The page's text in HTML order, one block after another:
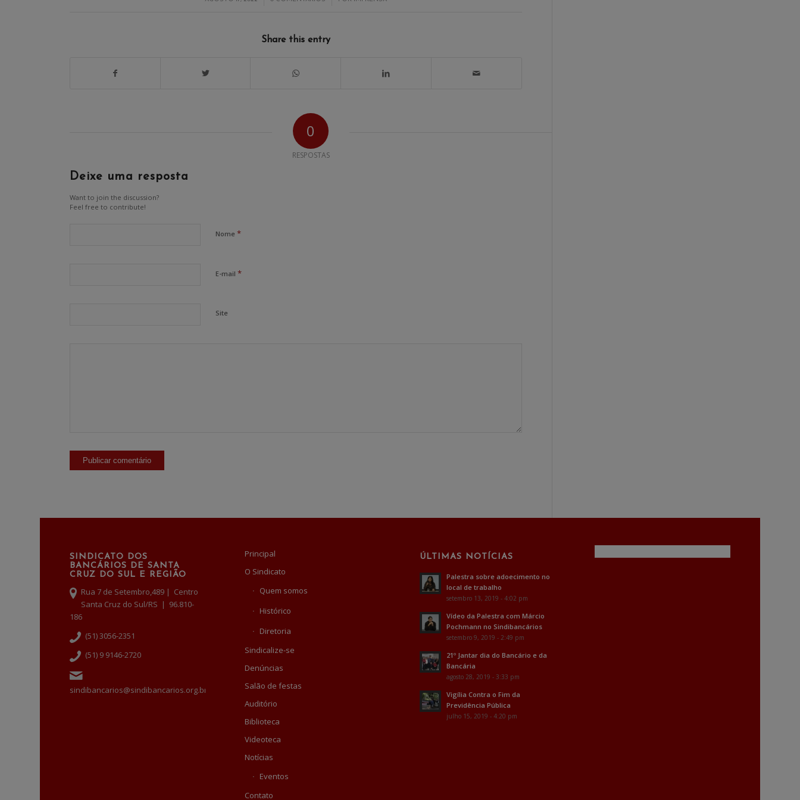
Share this entry
0
RESPOSTAS
Deixe uma resposta
Want to join the discussion?
Feel free to contribute!
Nome*
E-mail*
Site
SINDICATO DOS
BANCÁRIOS DE SANTA
CRUZ DO SUL E REGIÃO
Rua 7 de Setembro,489 | Centro
Santa Cruz do Sul/RS | 96.810-
186
(51) 3056-2351
(51) 9 9146-2720
sindibancarios@sindibancarios.org.br
Principal
O Sindicato
Quem somos
Histórico
Diretoria
Sindicalize-se
Denúncias
Salão de festas
Auditório
Biblioteca
Videoteca
Notícias
Eventos
Contato
ÚLTIMAS NOTÍCIAS
Palestra sobre adoecimento no
local de trabalho
setembro 13, 2019 - 4:02 pm
Vídeo da Palestra com Márcio
Pochmann no Sindibancários
setembro 9, 2019 - 2:49 pm
21º Jantar dia do Bancário e da
Bancária
agosto 28, 2019 - 3:33 pm
Vigília Contra o Fim da
Previdência Pública
julho 15, 2019 - 4:20 pm